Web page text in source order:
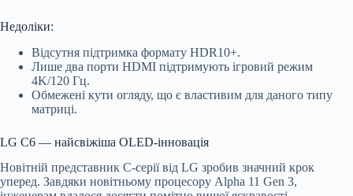
Недоліки:
Відсутня підтримка формату HDR10+.
Лише два порти HDMI підтримують ігровий режим
4K/120 Гц.
Обмежені кути огляду, що є властивим для даного типу
матриці.
LG C6 — найсвіжіша OLED-інновація
Новітній представник C-серії від LG зробив значний крок
уперед. Завдяки новітньому процесору Alpha 11 Gen 3,